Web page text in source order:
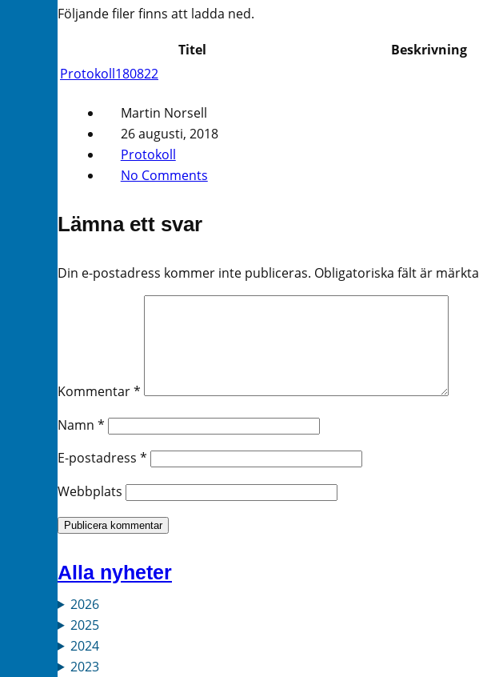
Följande filer finns att ladda ned.
Titel
Beskrivning
Protokoll180822
Martin Norsell
26 augusti, 2018
Protokoll
No Comments
Lämna ett svar
Din e-postadress kommer inte publiceras. Obligatoriska fält är märkta
Kommentar*
Namn *
E-postadress *
Webbplats
Alla nyheter
2026
2025
2024
2023